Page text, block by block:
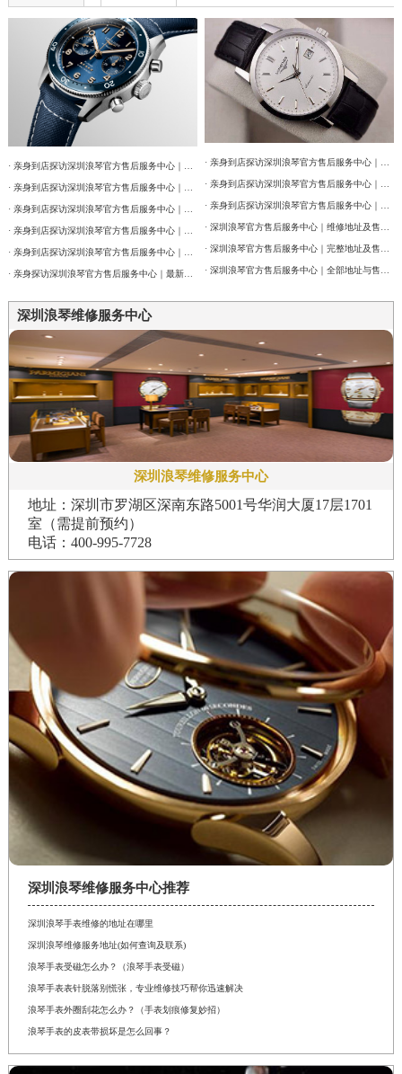
· 亲身探访深圳浪琴官方售后服务中心｜最新地址及官方售后热线（2026年7月最新）
深圳浪琴维修服务中心
深圳浪琴维修服务中心
地址：深圳市罗湖区深南东路5001号华润大厦17层1701
室（需提前预约）
电话：400-995-7728
深圳浪琴维修服务中心推荐
深圳浪琴手表维修的地址在哪里
深圳浪琴维修服务地址(如何查询及联系)
浪琴手表受磁怎么办？（浪琴手表受磁）
浪琴手表表针脱落别慌张，专业维修技巧帮你迅速解决
浪琴手表外圈刮花怎么办？（手表划痕修复妙招）
浪琴手表的皮表带损坏是怎么回事？